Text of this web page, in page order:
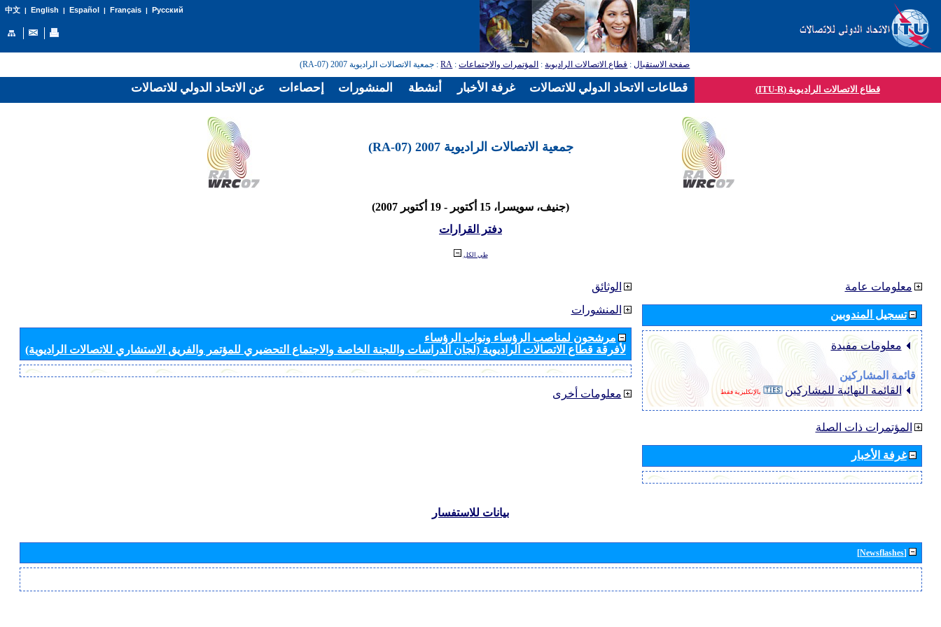
中文| English | Español | Français| Русский
صفحة الاستقبال: قطاع الاتصالات الراديوية: المؤتمرات والاجتماعات:
RA: جمعية الاتصالات الراديوية 2007 (RA-07)
قطاع الاتصالات الراديوية (ITU-R)
جمعية الاتصالات الراديوية 2007 (RA-07)
(جنيف، سويسرا، 15 أكتوبر - 19 أكتوبر 2007)
دفتر القرارات
طي الكل
الوثائق
المنشورات
مرشحون لمناصب الرؤساء ونواب الرؤساء
لأفرقة قطاع الاتصالات الراديوية (لجان الدراسات واللجنة الخاصة والاجتماع التحضيري للمؤتمر والفريق الاستشاري للاتصالات الراديوية)
معلومات أخرى
معلومات عامة
تسجيل المندوبين
معلومات مفيدة
قائمة المشاركين
القائمة النهائية للمشاركين
بالإنكليزية فقط
المؤتمرات ذات الصلة
غرفة الأخبار
بيانات للاستفسار
[Newsflashes]
عن الاتحاد الدولي للاتصالات إحصاءات المنشورات أنشطة غرفة الأخبار قطاعات الاتحاد الدولي للاتصالات